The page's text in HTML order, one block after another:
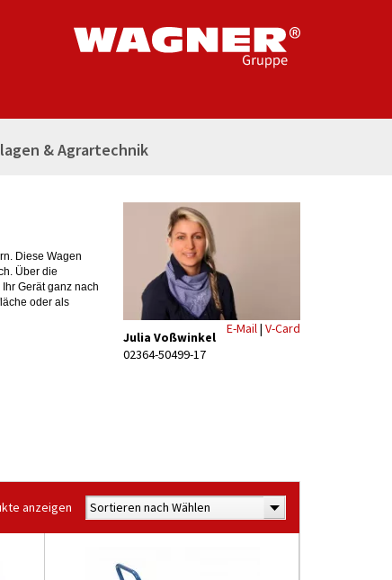
& Agrartechnik
Diese Wagen
Über die
Gerät ganz nach
oder als
Julia Voßwinkel
02364-50499-17
E-Mail| V-Card
Sortieren nach Wählen
anzeigen